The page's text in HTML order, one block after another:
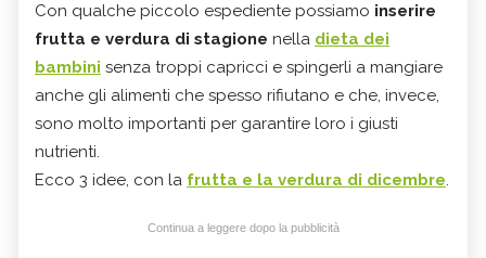
Con qualche piccolo espediente possiamo inserire
frutta e verdura di stagione nella dieta dei
bambini senza troppi capricci e spingerli a mangiare
anche gli alimenti che spesso rifiutano e che, invece,
sono molto importanti per garantire loro i giusti
nutrienti.
Ecco 3 idee, con la frutta e la verdura di dicembre.
Continua a leggere dopo la pubblicità